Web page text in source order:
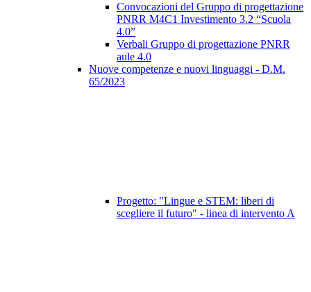
Convocazioni del Gruppo di progettazione
PNRR M4C1 Investimento 3.2 “Scuola
4.0”
Verbali Gruppo di progettazione PNRR
aule 4.0
Nuove competenze e nuovi linguaggi - D.M.
65/2023
Progetto: "Lingue e STEM: liberi di
scegliere il futuro" - linea di intervento A